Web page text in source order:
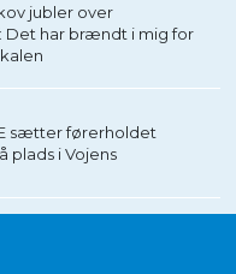
jubler over
Det har brændt i mig for
sætter førerholdet
plads i Vojens